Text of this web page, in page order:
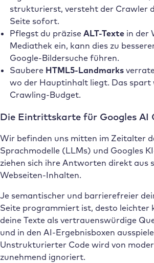
strukturierst, versteht der Crawler
Seite sofort.
Pflegst du präzise ALT-Textein der
Mediathek ein, kann dies zu
Google-Bildersuche führen.
Saubere HTML5-Landmarks
wo der Hauptinhalt liegt. Das spart
Crawling-Budget.
Die Eintrittskarte für Googles AI
Wir befinden uns mitten im Zeitalter
Sprachmodelle (LLMs) und Googles
ziehen sich ihre Antworten direkt aus
Webseiten-Inhalten.
Je semantischer und barrierefreier
Seite programmiert ist, desto leichter
deine Texte als vertrauenswürdige
und in den AI-Ergebnisboxen
Unstrukturierter Code wird von
zunehmend ignoriert.